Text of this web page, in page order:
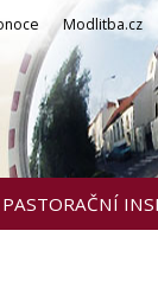
Modlitba.cz
PASTORAČNÍ